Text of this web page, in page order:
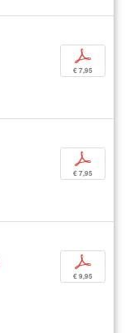
p
€ 7,95
p
€ 7,95
p
€ 9,95